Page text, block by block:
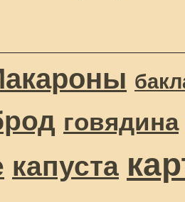
говядина
капуста